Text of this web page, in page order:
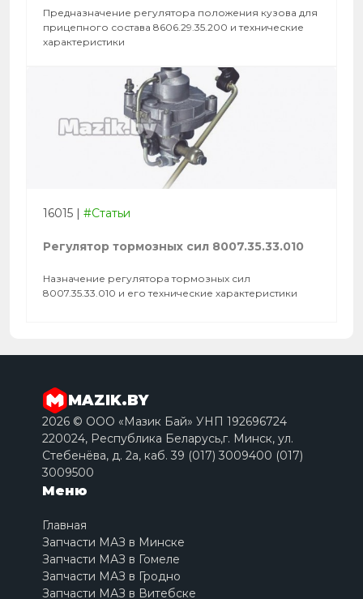
Предназначение регулятора положения кузова для
прицепного состава 8606.29.35.200 и технические
характеристики
16015 | #Статьи
Регулятор тормозных сил 8007.35.33.010
Назначение регулятора тормозных сил
8007.35.33.010 и его технические характеристики
MAZIK.BY
2026 © ООО «Мазик Бай» УНП 192696724
220024, Республика Беларусь,г. Минск, ул.
Стебенёва, д. 2a, каб. 39 (017) 3009400 (017)
3009500
Меню
Главная
Запчасти МАЗ в Минске
Запчасти МАЗ в Гомеле
Запчасти МАЗ в Гродно
Запчасти МАЗ в Витебске